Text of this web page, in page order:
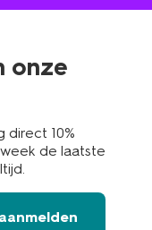
onze
direct 10%
de laatste
aanmelden